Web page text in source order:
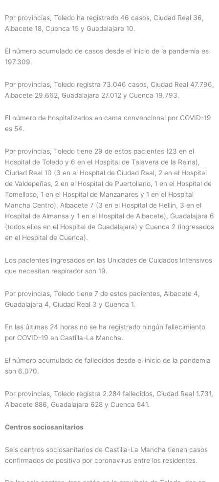
Por provincias, Toledo ha registrado 46 casos, Ciudad Real 36,
Albacete 18, Cuenca 15 y Guadalajara 10.
El número acumulado de casos desde el inicio de la pandemia es
197.309.
Por provincias, Toledo registra 73.046 casos, Ciudad Real 47.796,
Albacete 29.662, Guadalajara 27.012 y Cuenca 19.793.
El número de hospitalizados en cama convencional por COVID-19
es 54.
Por provincias, Toledo tiene 29 de estos pacientes (23 en el
Hospital de Toledo y 6 en el Hospital de Talavera de la Reina),
Ciudad Real 10 (3 en el Hospital de Ciudad Real, 2 en el Hospital
de Valdepeñas, 2 en el Hospital de Puertollano, 1 en el Hospital de
Tomelloso, 1 en el Hospital de Manzanares y 1 en el Hospital
Mancha Centro), Albacete 7 (3 en el Hospital de Hellín, 3 en el
Hospital de Almansa y 1 en el Hospital de Albacete), Guadalajara 6
(todos ellos en el Hospital de Guadalajara) y Cuenca 2 (ingresados
en el Hospital de Cuenca).
Los pacientes ingresados en las Unidades de Cuidados Intensivos
que necesitan respirador son 19.
Por provincias, Toledo tiene 7 de estos pacientes, Albacete 4,
Guadalajara 4, Ciudad Real 3 y Cuenca 1.
En las últimas 24 horas no se ha registrado ningún fallecimiento
por COVID-19 en Castilla-La Mancha.
El número acumulado de fallecidos desde el inicio de la pandemia
son 6.070.
Por provincias, Toledo registra 2.284 fallecidos, Ciudad Real 1.731,
Albacete 886, Guadalajara 628 y Cuenca 541.
Centros sociosanitarios
Seis centros sociosanitarios de Castilla-La Mancha tienen casos
confirmados de positivo por coronavirus entre los residentes.